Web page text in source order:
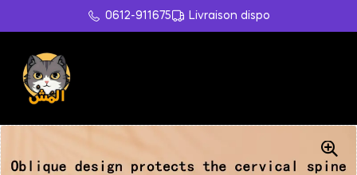
0612-911675 Livraison dispo